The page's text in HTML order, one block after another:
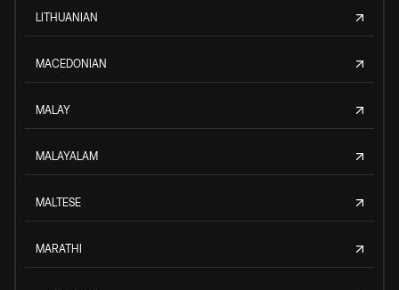
LITHUANIAN
MACEDONIAN
MALAY
MALAYALAM
MALTESE
MARATHI